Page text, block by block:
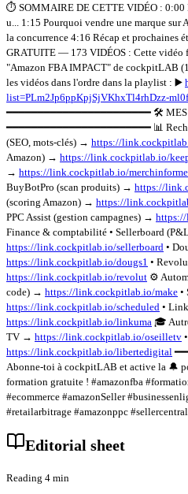
⏱️ SOMMAIRE DE CETTE VIDÉO : 0:00
u... 1:15 Pourquoi vendre une marque sur
la concurrence 4:16 Récap et prochaines
GRATUITE — 173 VIDÉOS : Cette vidéo
"Amazon FBA IMPACT" de cockpitLAB
les vidéos dans l'ordre dans la playlist : ▶️
list=PLm2Jp6ppKpjSjVKhxTl4rhDzz-
━━━━━━━━━━━━━━━━━━━━━━━ 🛠️ MES
━━━━━━━━━━━━━━━━━━━━━━━ 📊
(SEO, mots-clés) → https://
Amazon) → https://link.cockpitlab.io/
→ https://link.cockpitlab.io/
BuyBotPro (scan produits) → https://
(scoring Amazon) → https://
PPC Assist (gestion campagnes) →
Finance & comptabilité • Sellerboard
https://link.cockpitlab.io/sellerboard •
https://link.cockpitlab.io/dougs1 •
https://link.cockpitlab.io/revolut ⚙️
code) → https://link.cockpitlab.io/make •
https://link.cockpitlab.io/scheduled •
https://link.cockpitlab.io/linkuma 🎓
TV → https://link.cockpitlab.io/oseilletv
https://link.cockpitlab.io/libertedigital
Abonne-toi à cockpitLAB et active la 🔔
formation gratuite ! #amazonfba
#ecommerce #amazonSeller
#retailarbitrage #amazonppc #sellercentral
Editorial sheet
Reading 4 min